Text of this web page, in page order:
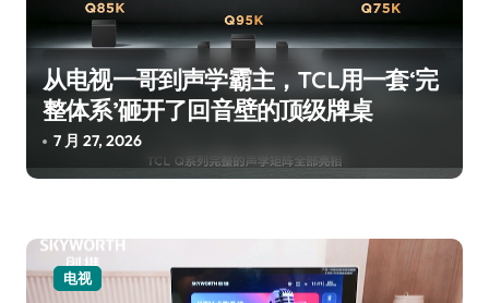
从电视一哥到声学霸主，TCL用一套‘完
整体系’砸开了回音壁的顶级牌桌
7 月 27, 2026
电视